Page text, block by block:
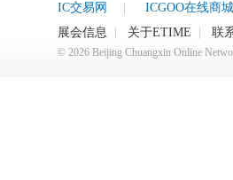
IC交易网 ICGOO在线商城
展会信息
关于ETIME 联
© 2026 Beijing Chuangxin Online